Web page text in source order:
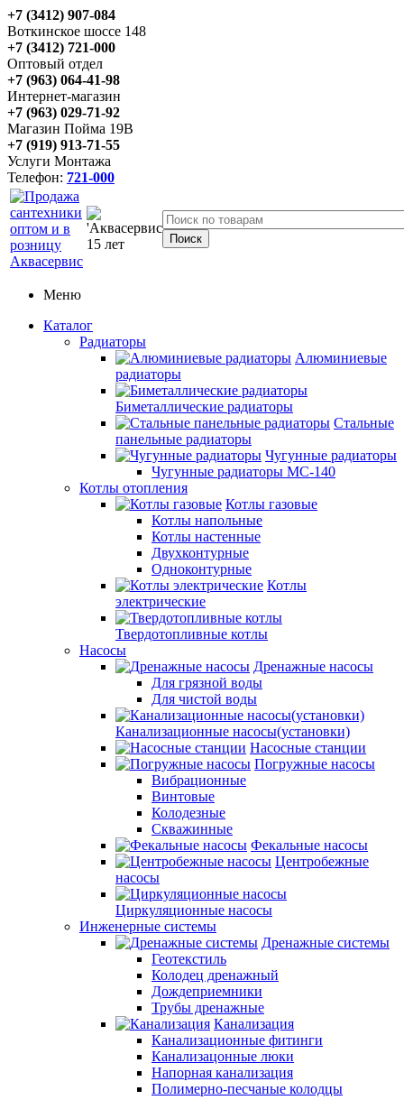
+7 (3412) 907-084
Воткинское шоссе 148
+7 (3412) 721-000
Оптовый отдел
+7 (963) 064-41-98
Интернет-магазин
+7 (963) 029-71-92
Магазин Пойма 19В
+7 (919) 913-71-55
Услуги Монтажа
Телефон: 721-000
Меню
Каталог
Радиаторы
Алюминиевые
радиаторы
Биметаллические радиаторы
Стальные
панельные радиаторы
Чугунные радиаторы
Чугунные радиаторы МС-140
Котлы отопления
Котлы газовые
Котлы напольные
Котлы настенные
Двухконтурные
Одноконтурные
Котлы
электрические
Твердотопливные котлы
Насосы
Дренажные насосы
Для грязной воды
Для чистой воды
Канализационные насосы(установки)
Насосные станции
Погружные насосы
Вибрационные
Винтовые
Колодезные
Скважинные
Фекальные насосы
Центробежные
насосы
Циркуляционные насосы
Инженерные системы
Дренажные системы
Геотекстиль
Колодец дренажный
Дождеприемники
Трубы дренажные
Канализация
Канализационные фитинги
Канализацонные люки
Напорная канализация
Полимерно-песчаные колодцы